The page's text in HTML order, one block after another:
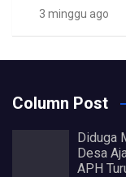
3 minggu ago
Column Post
Diduga
Desa
APH